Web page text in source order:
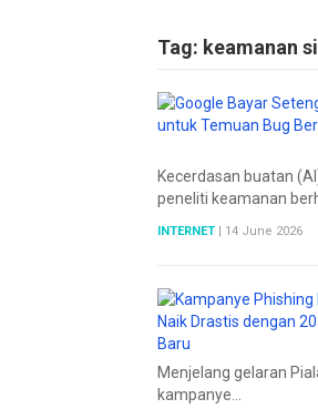
Tag: keamanan
Kecerdasan buatan
peneliti keamanan
INTERNET | 14 June 2026
Menjelang gelaran
kampanye…
POSTS